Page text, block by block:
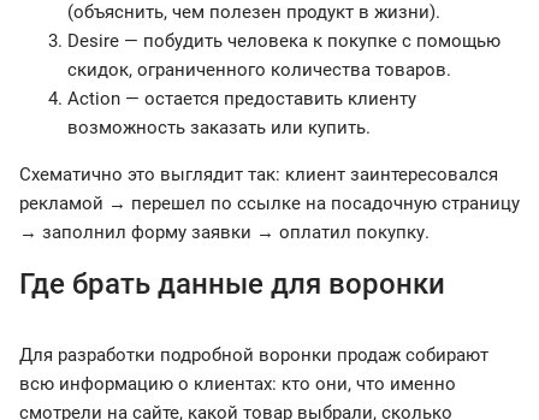
(объяснить, чем полезен продукт в жизни).
Desire — побудить человека к покупке с помощью
скидок, ограниченного количества товаров.
Action — остается предоставить клиенту
возможность заказать или купить.
Схематично это выглядит так: клиент заинтересовался
рекламой → перешел по ссылке на посадочную страницу
→ заполнил форму заявки → оплатил покупку.
Где брать данные для воронки
Для разработки подробной воронки продаж собирают
всю информацию о клиентах: кто они, что именно
смотрели на сайте, какой товар выбрали, сколько